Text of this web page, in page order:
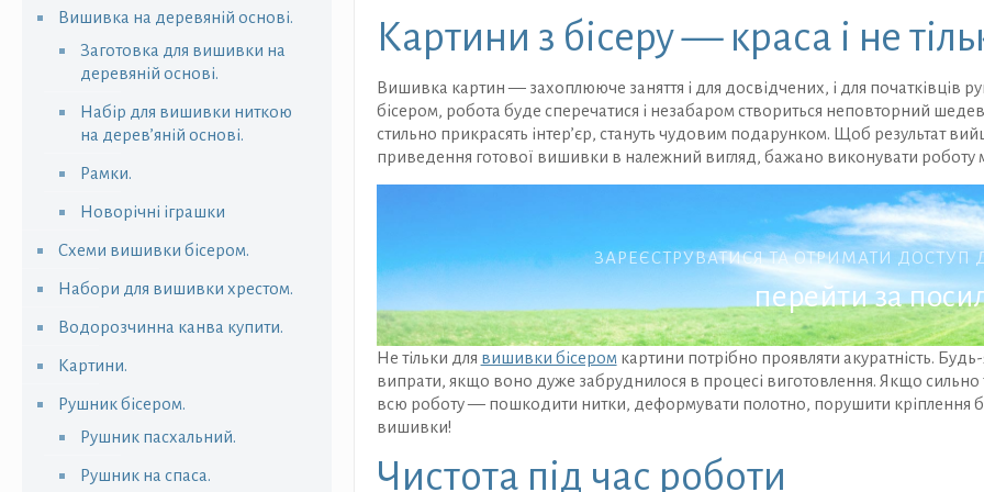
Картини з бісеру — краса і не
Вишивка картин — захоплююче заняття і для досвідчених, і для початківців
бісером, робота буде сперечатися і незабаром створиться неповторний
стильно прикрасять інтер’єр, стануть чудовим подарунком. Щоб результат
приведення готової вишивки в належний вигляд, бажано виконувати роботу
ЗАРЕЄСТРУВАТИСЯ ТА ОТРИМАТИ
перейти за
Не тільки для вишивки бісером картини потрібно проявляти акуратність.
випрати, якщо воно дуже забруднилося в процесі виготовлення. Якщо
всю роботу — пошкодити нитки, деформувати полотно, порушити кріплення
вишивки!
Чистота під час роботи
Вишивка на деревяній основі.
Заготовка для вишивки на
деревяній основі.
Набір для вишивки ниткою
на дерев’яній основі.
Рамки.
Новорічні іграшки
Схеми вишивки бісером.
Набори для вишивки хрестом.
Водорозчинна канва купити.
Картини.
Рушник бісером.
Рушник пасхальний.
Рушник на спаса.